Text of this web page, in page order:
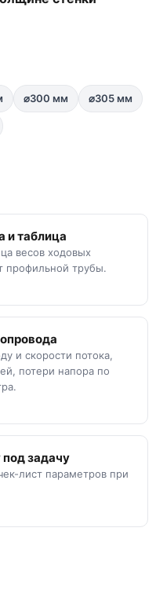
⌀300 мм ⌀305 мм
и таблица
весов ходовых
профильной трубы.
и скорости потока,
потери напора по
задачу
лист параметров при